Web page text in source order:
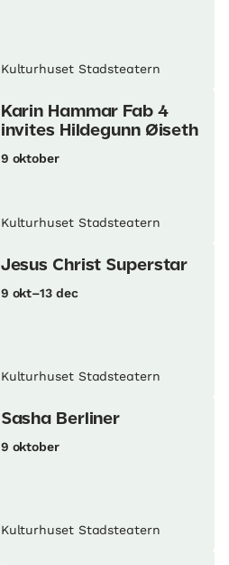
Kulturhuset Stadsteatern
Karin Hammar Fab 4
invites Hildegunn Øiseth
9 oktober
Kulturhuset Stadsteatern
Jesus Christ Superstar
9 okt–13 dec
Kulturhuset Stadsteatern
Sasha Berliner
9 oktober
Kulturhuset Stadsteatern